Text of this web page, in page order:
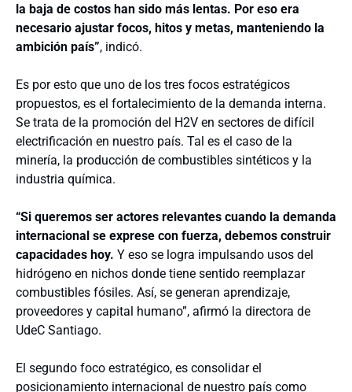
la baja de costos han sido más lentas. Por eso era
necesario ajustar focos, hitos y metas, manteniendo la
ambición país”, indicó.
Es por esto que uno de los tres focos estratégicos
propuestos, es el fortalecimiento de la demanda interna.
Se trata de la promoción del H2V en sectores de difícil
electrificación en nuestro país. Tal es el caso de la
minería, la producción de combustibles sintéticos y la
industria química.
“Si queremos ser actores relevantes cuando la demanda
internacional se exprese con fuerza, debemos construir
capacidades hoy. Y eso se logra impulsando usos del
hidrógeno en nichos donde tiene sentido reemplazar
combustibles fósiles. Así, se generan aprendizaje,
proveedores y capital humano”, afirmó la directora de
UdeC Santiago.
El segundo foco estratégico, es consolidar el
posicionamiento internacional de nuestro país como